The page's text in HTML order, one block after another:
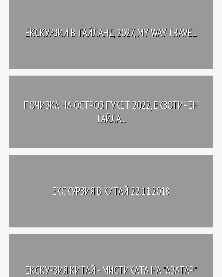
ЕКСКУРЗИИ В ТАЙЛАНД 2027, MY WAY TRAVEL
ПОЧИВКА НА ОСТРОВ ПУКЕТ 2022, ЕКЗОТИЧЕН
ТАЙЛА...
ЕКСКУРЗИЯ В КИТАЙ 22.11.2018
ЕКСКУРЗИЯ КИТАЙ - МИСТИКАТА НА "АВАТАР"